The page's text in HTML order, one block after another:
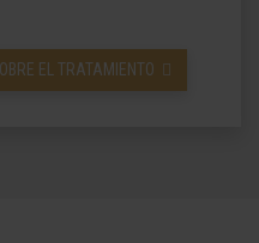
EL TRATAMIENTO